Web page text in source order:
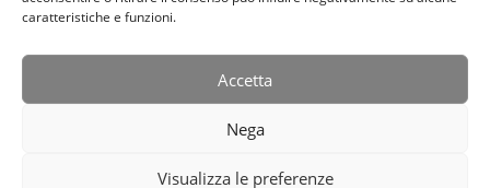
caratteristiche e funzioni.
Accetta
Nega
Visualizza le preferenze
2